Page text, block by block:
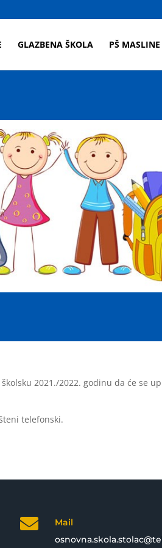
GLAZBENA ŠKOLA PŠ MASLINE
2021./2022. godinu da će se
telefonski.

Mail